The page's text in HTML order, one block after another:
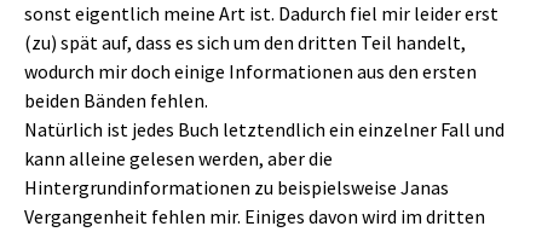
sonst eigentlich meine Art ist. Dadurch fiel mir leider erst
(zu) spät auf, dass es sich um den dritten Teil handelt,
wodurch mir doch einige Informationen aus den ersten
beiden Bänden fehlen.
Natürlich ist jedes Buch letztendlich ein einzelner Fall und
kann alleine gelesen werden, aber die
Hintergrundinformationen zu beispielsweise Janas
Vergangenheit fehlen mir. Einiges davon wird im dritten